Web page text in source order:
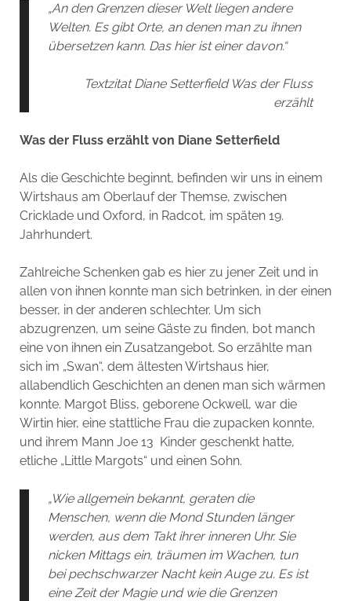
„An den Grenzen dieser Welt liegen andere
Welten. Es gibt Orte, an denen man zu ihnen
übersetzen kann. Das hier ist einer davon.“
Textzitat Diane Setterfield Was der Fluss
erzählt
Was der Fluss erzählt von Diane Setterfield
Als die Geschichte beginnt, befinden wir uns in einem
Wirtshaus am Oberlauf der Themse, zwischen
Cricklade und Oxford, in Radcot, im späten 19.
Jahrhundert.
Zahlreiche Schenken gab es hier zu jener Zeit und in
allen von ihnen konnte man sich betrinken, in der einen
besser, in der anderen schlechter. Um sich
abzugrenzen, um seine Gäste zu finden, bot manch
eine von ihnen ein Zusatzangebot. So erzählte man
sich im „Swan“, dem ältesten Wirtshaus hier,
allabendlich Geschichten an denen man sich wärmen
konnte. Margot Bliss, geborene Ockwell, war die
Wirtin hier, eine stattliche Frau die zupacken konnte,
und ihrem Mann Joe 13 Kinder geschenkt hatte,
etliche „Little Margots“ und einen Sohn.
„Wie allgemein bekannt, geraten die
Menschen, wenn die Mond Stunden länger
werden, aus dem Takt ihrer inneren Uhr. Sie
nicken Mittags ein, träumen im Wachen, tun
bei pechschwarzer Nacht kein Auge zu. Es ist
eine Zeit der Magie und wie die Grenzen